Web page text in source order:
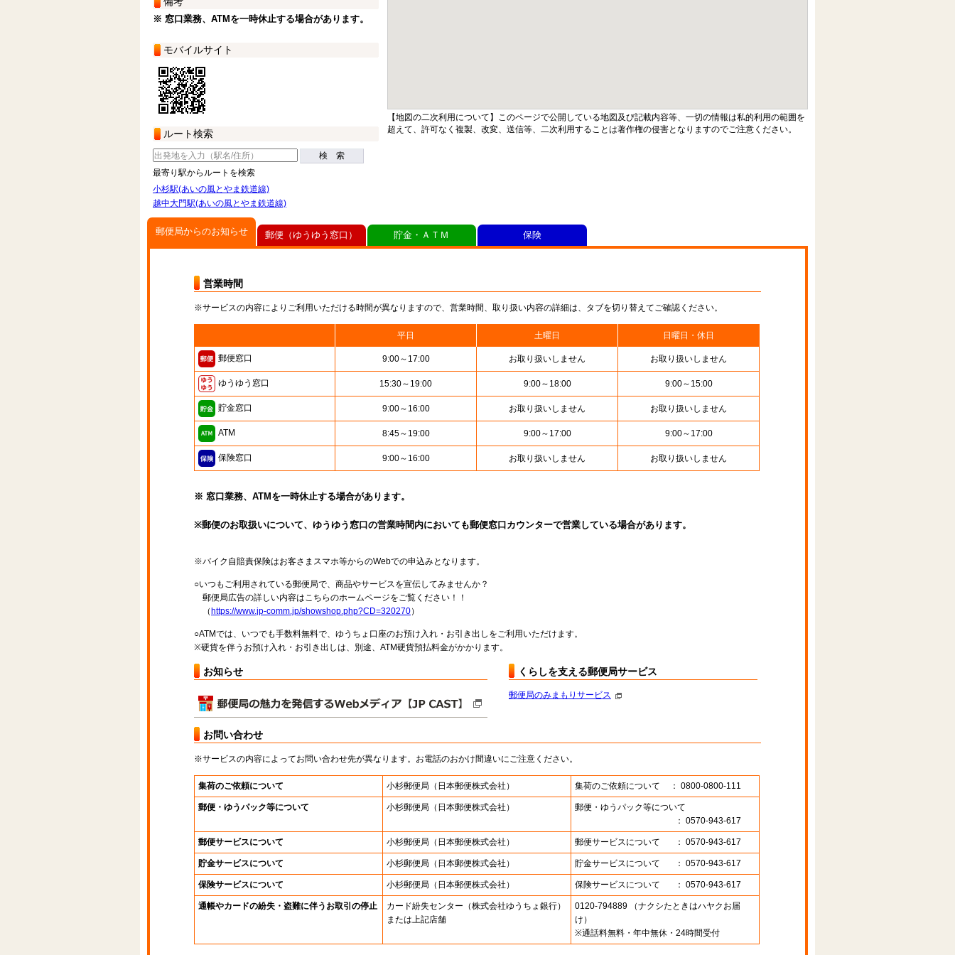
※ 窓口業務、ATMを一時休止する場合があります。
モバイルサイト
ルート検索
検 索
最寄り駅からルートを検索
小杉駅(あいの風とやま鉄道線)
越中大門駅(あいの風とやま鉄道線)
【地図の二次利用について】このページで公開している地図及び記載内容等、一切の情報は私的利用の範囲を
超えて、許可なく複製、改変、送信等、二次利用することは著作権の侵害となりますのでご注意ください。
郵便局からのお知らせ
営業時間
※サービスの内容によりご利用いただける時間が異なりますので、営業時間、取り扱い内容の詳細は、タブを切り替えてご確認ください。
平日 土曜日 日曜日・休日
郵便窓口 9:00～17:00 お取り扱いしません お取り扱いしません
ゆうゆう窓口 15:30～19:00 9:00～18:00 9:00～15:00
貯金窓口 9:00～16:00 お取り扱いしません お取り扱いしません
ATM 8:45～19:00 9:00～17:00 9:00～17:00
保険窓口 9:00～16:00 お取り扱いしません お取り扱いしません
※ 窓口業務、ATMを一時休止する場合があります。
※郵便のお取扱いについて、ゆうゆう窓口の営業時間内においても郵便窓口カウンターで営業している場合があります。
※バイク自賠責保険はお客さまスマホ等からのWebでの申込みとなります。
○いつもご利用されている郵便局で、商品やサービスを宣伝してみませんか？
郵便局広告の詳しい内容はこちらのホームページをご覧ください！！
（ https://www.jp-comm.jp/showshop.php?CD=320270）
○ATMでは、いつでも手数料無料で、ゆうちょ口座のお預け入れ・お引き出しをご利用いただけます。
※硬貨を伴うお預け入れ・お引き出しは、別途、ATM硬貨預払料金がかかります。
お知らせ くらしを支える郵便局サービス
郵便局のみまもりサービス
お問い合わせ
※サービスの内容によってお問い合わせ先が異なります。お電話のおかけ間違いにご注意ください。
集荷のご依頼について 小杉郵便局 （日本郵便株式会社） 集荷のご依頼について ： 0800-0800-111
郵便・ゆうパック等について 小杉郵便局 （日本郵便株式会社）
郵便・ゆうパック等について
： 0570-943-617
郵便サービスについて 小杉郵便局 （日本郵便株式会社） 郵便サービスについて ： 0570-943-617
貯金サービスについて 小杉郵便局 （日本郵便株式会社） 貯金サービスについて ： 0570-943-617
保険サービスについて 小杉郵便局 （日本郵便株式会社） 保険サービスについて ： 0570-943-617
通帳やカードの紛失・盗難に伴うお取引の停止 カード紛失センター （株式会社ゆうちょ銀行）
または上記店舗
0120-794889 （ナクシたときはハヤクお届
け）
※通話料無料・年中無休・24時間受付
郵便（ゆうゆう窓口） 貯金・ＡＴＭ 保険